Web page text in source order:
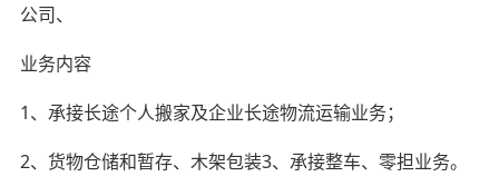
公司、
业务内容
1、承接长途个人搬家及企业长途物流运输业务；
2、货物仓储和暂存、木架包装3、承接整车、零担业务。